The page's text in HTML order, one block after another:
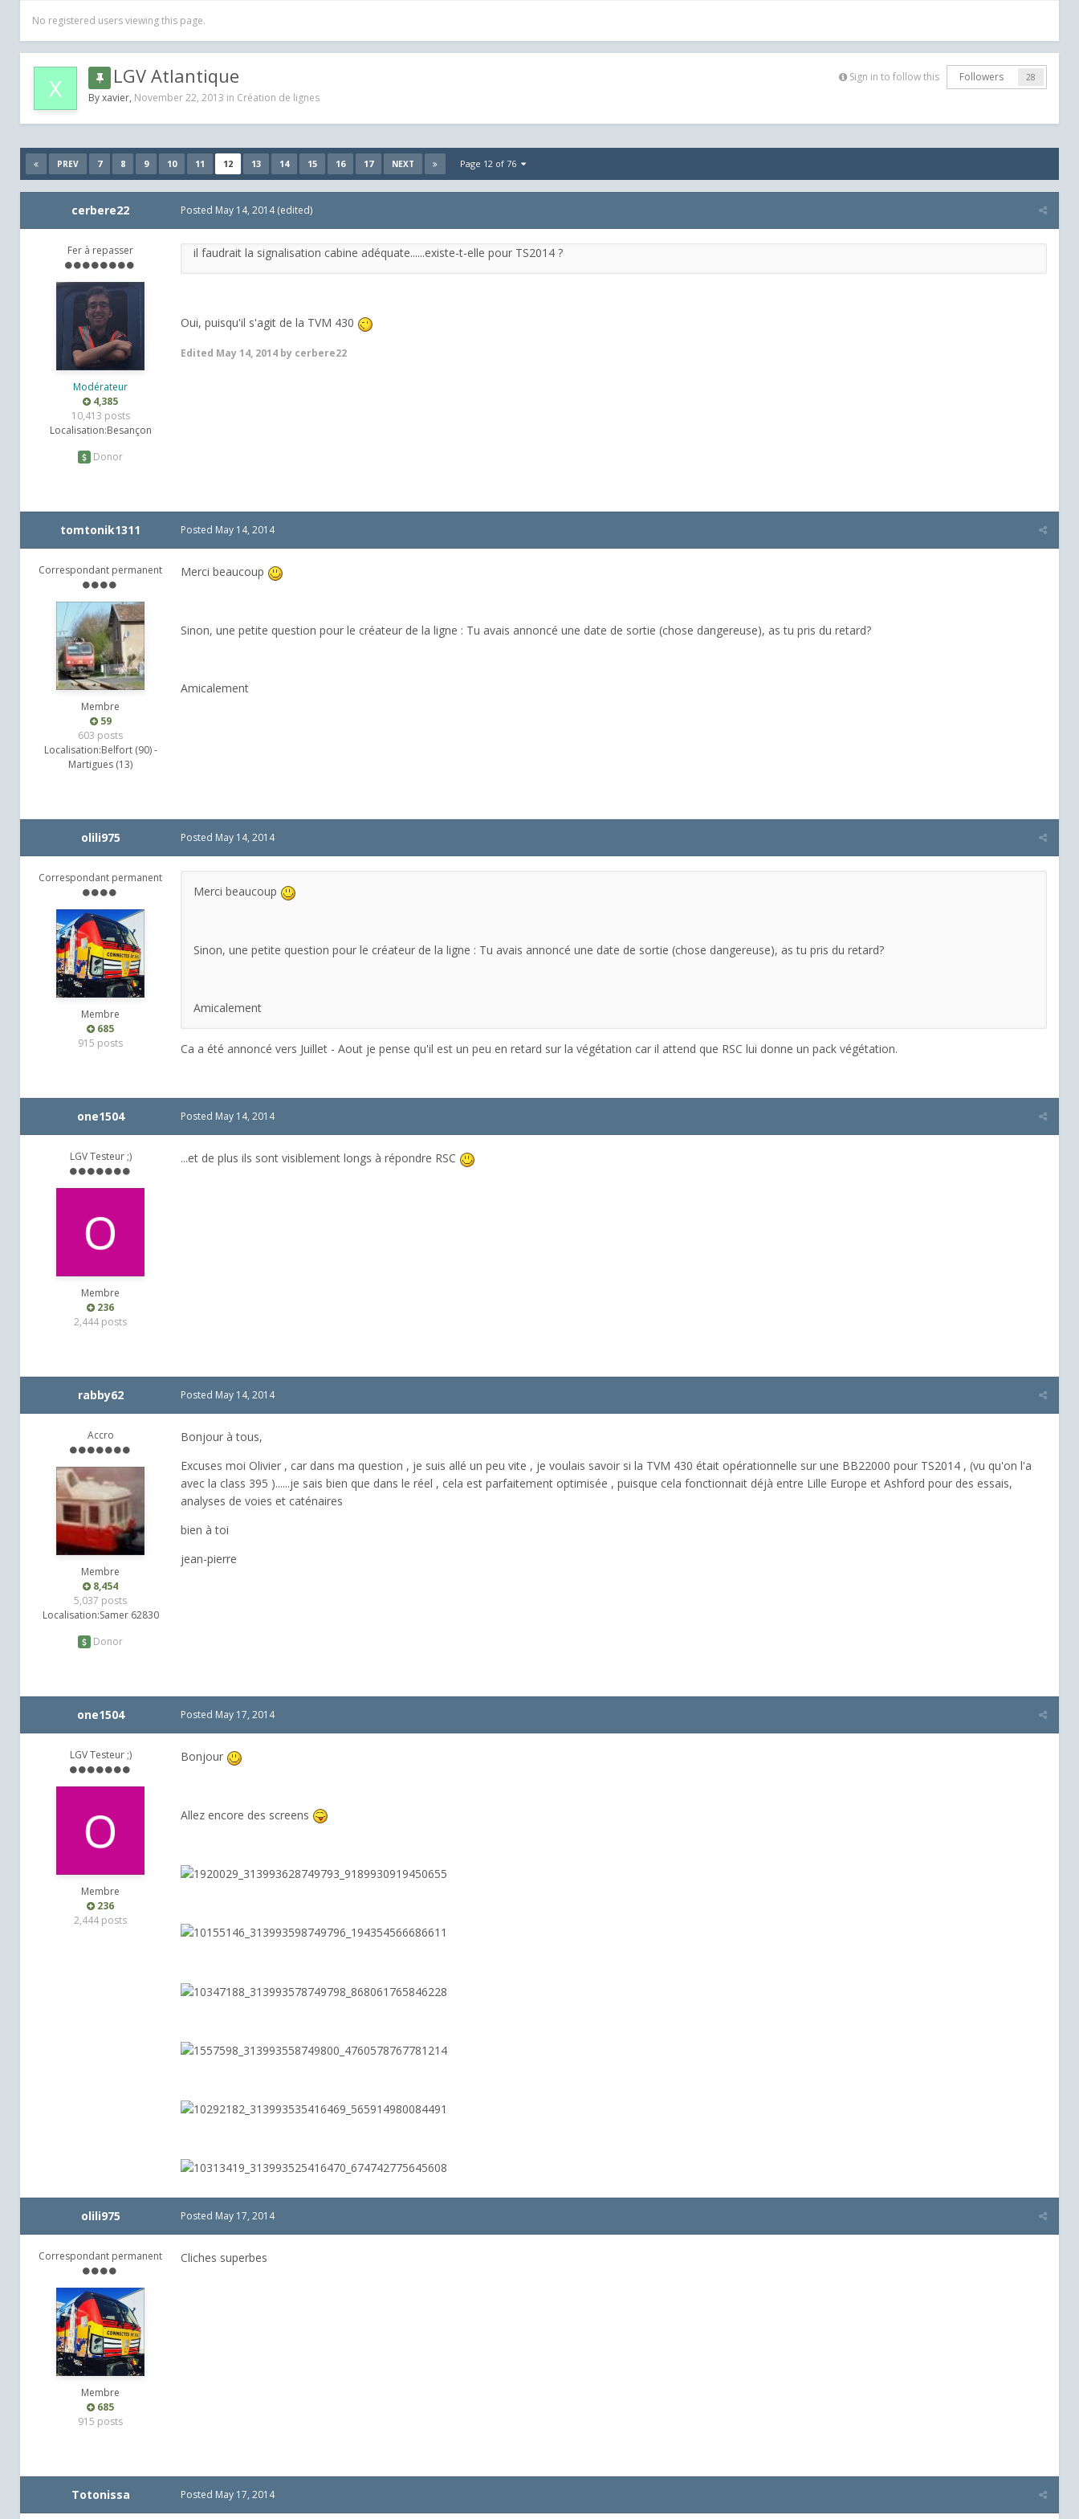
No registered users viewing this page.
Sign in to follow this Followers 28
LGV Atlantique
Byxavier, November 22, 2013 in Création de lignes
PREV 7 8 9 10 11 12 13 14 15 16 17 NEXT Page 12 of 76
cerbere22
Fer à repasser
Modérateur
4,385
10,413 posts
Localisation:Besançon
Donor
Posted May 14, 2014 (edited)
il faudrait la signalisation cabine adéquate......existe-t-elle pour TS2014 ?
Oui, puisqu'il s'agit de la TVM 430
Edited May 14, 2014 by cerbere22
tomtonik1311
Correspondant permanent
Membre
59
603 posts
Localisation:Belfort (90) -
Martigues (13)
Posted May 14, 2014
Merci beaucoup
Sinon, une petite question pour le créateur de la ligne : Tu avais annoncé une date de sortie (chose dangereuse), as tu pris du retard?
Amicalement
olili975
Correspondant permanent
Membre
685
915 posts
Posted May 14, 2014
Merci beaucoup
Sinon, une petite question pour le créateur de la ligne : Tu avais annoncé une date de sortie (chose dangereuse), as tu pris du retard?
Amicalement
Ca a été annoncé vers Juillet - Aout je pense qu'il est un peu en retard sur la végétation car il attend que RSC lui donne un pack végétation.
one1504
LGV Testeur ;)
Membre
236
2,444 posts
Posted May 14, 2014
...et de plus ils sont visiblement longs à répondre RSC
rabby62
Accro
Membre
8,454
5,037 posts
Localisation:Samer 62830
Donor
Posted May 14, 2014
Bonjour à tous,
Excuses moi Olivier , car dans ma question , je suis allé un peu vite , je voulais savoir si la TVM 430 était opérationnelle sur une BB22000 pour TS2014 , (vu qu'on l'a
avec la class 395 )......je sais bien que dans le réel , cela est parfaitement optimisée , puisque cela fonctionnait déjà entre Lille Europe et Ashford pour des essais,
analyses de voies et caténaires
bien à toi
jean-pierre
one1504
LGV Testeur ;)
Membre
236
2,444 posts
Posted May 17, 2014
Bonjour
Allez encore des screens
olili975
Correspondant permanent
Membre
685
915 posts
Posted May 17, 2014
Cliches superbes
Totonissa Posted May 17, 2014